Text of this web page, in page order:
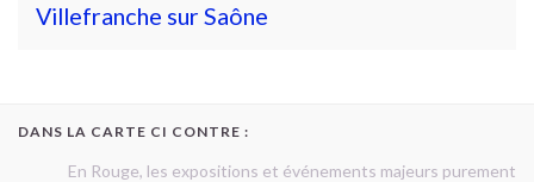
Villefranche sur Saône
DANS LA CARTE CI CONTRE :
En Rouge, les expositions et événements majeurs purement